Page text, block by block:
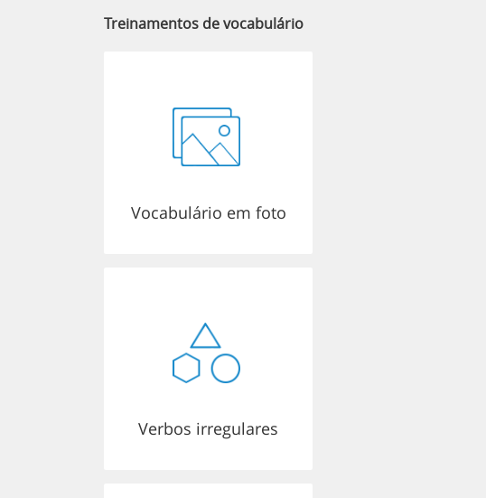
Treinamentos de vocabulário
Vocabulário em foto
Verbos irregulares